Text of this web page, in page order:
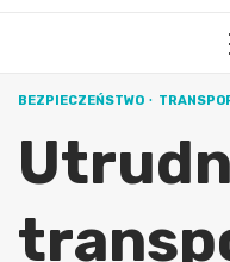
BEZPIECZEŃSTWO